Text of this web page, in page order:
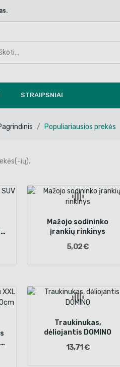
STRAIPSNIAI
Populiariausios prekės
ių).
Mažojo sodininko
įrankių rinkinys
5,02 €
Traukinukas,
dėliojantis DOMINO
13,71 €